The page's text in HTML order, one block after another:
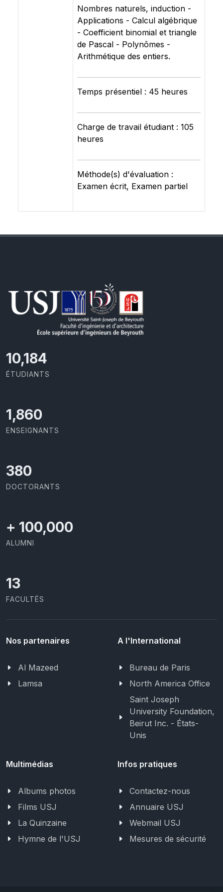
Nombres naturels, induction -
Applications - Calcul algébrique
- Coefficient binomial et triangle
de Pascal - Polynômes -
Arithmétique des entiers.
Temps présentiel : 45 heures
Charge de travail étudiant : 105
heures
Méthode(s) d'évaluation :
Examen écrit, Examen partiel
10,801
ÉTUDIANTS
1,973
ENSEIGNANTS
403
DOCTORANTS
+ 100,000
ALUMNI
13
FACULTÉS
Nos partenaires
Al Mazeed
Lamsa
A l'International
Bureau de Paris
North America Office
Saint Joseph
University Foundation,
Beirut Inc. - États-
Unis
Multimédias
Albums photos
Films USJ
La Quinzaine
Hymne de l'USJ
Infos pratiques
Contactez-nous
Annuaire USJ
Webmail USJ
Mesures de sécurité